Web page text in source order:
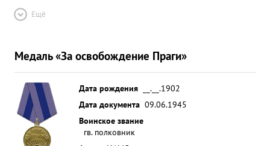
Ещё
Медаль «За освобождение Праги»
Дата рождения
__.__.1902
Дата документа 09.06.1945
Воинское звание
гв. полковник